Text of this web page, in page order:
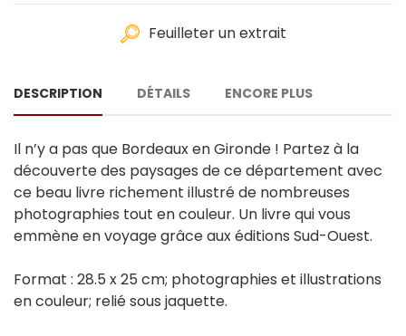
Feuilleter un extrait
DESCRIPTION DÉTAILS ENCORE PLUS
Il n’y a pas que Bordeaux en Gironde ! Partez à la
découverte des paysages de ce département avec
ce beau livre richement illustré de nombreuses
photographies tout en couleur. Un livre qui vous
emmène en voyage grâce aux éditions Sud-Ouest.
Format : 28.5 x 25 cm; photographies et illustrations
en couleur; relié sous jaquette.